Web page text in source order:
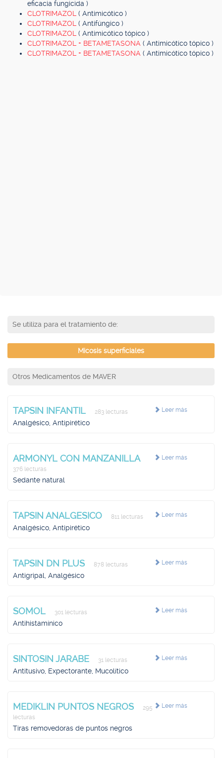
eficacia fungicida )
CLOTRIMAZOL ( Antimicótico )
CLOTRIMAZOL ( Antifúngico )
CLOTRIMAZOL ( Antimicótico tópico )
CLOTRIMAZOL + BETAMETASONA ( Antimicótico tópico )
CLOTRIMAZOL + BETAMETASONA ( Antimicótico tópico )
Se utiliza para el tratamiento de:
Micosis superficiales
Otros Medicamentos de MAVER
Leer más
TAPSIN INFANTIL 283 lecturas
Analgésico, Antipirético
Leer más
ARMONYL CON MANZANILLA
376 lecturas
Sedante natural
Leer más
TAPSIN ANALGESICO 811 lecturas
Analgésico, Antipirético
Leer más
TAPSIN DN PLUS 878 lecturas
Antigripal, Analgésico
Leer más
SOMOL 301 lecturas
Antihistamínico
Leer más
SINTOSIN JARABE 31 lecturas
Antitusivo, Expectorante, Mucolítico
Leer más
MEDIKLIN PUNTOS NEGROS
295
lecturas
Tiras removedoras de puntos negros